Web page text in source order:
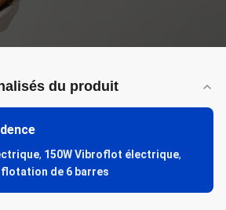
du produit
, 150W Vibroflot électrique,
de 6 barres